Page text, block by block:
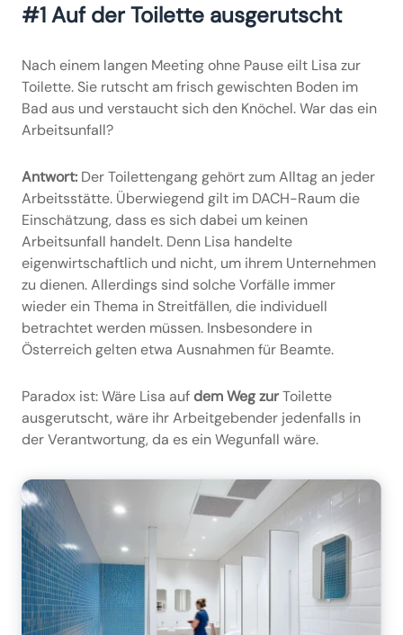
#1 Auf der Toilette ausgerutscht
Nach einem langen Meeting ohne Pause eilt Lisa zur
Toilette. Sie rutscht am frisch gewischten Boden im
Bad aus und verstaucht sich den Knöchel. War das ein
Arbeitsunfall?
Antwort: Der Toilettengang gehört zum Alltag an jeder
Arbeitsstätte. Überwiegend gilt im DACH-Raum die
Einschätzung, dass es sich dabei um keinen
Arbeitsunfall handelt. Denn Lisa handelte
eigenwirtschaftlich und nicht, um ihrem Unternehmen
zu dienen. Allerdings sind solche Vorfälle immer
wieder ein Thema in Streitfällen, die individuell
betrachtet werden müssen. Insbesondere in
Österreich gelten etwa Ausnahmen für Beamte.
Paradox ist: Wäre Lisa aufdem Weg zurToilette
ausgerutscht, wäre ihr Arbeitgebender jedenfalls in
der Verantwortung, da es ein Wegunfall wäre.